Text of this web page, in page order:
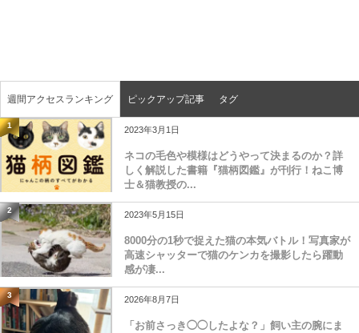
週間アクセスランキング ピックアップ記事 タグ
1 2023年3月1日
ネコの毛色や模様はどうやって決まるのか？詳
しく解説した書籍『猫柄図鑑』が刊行！ねこ博
士＆猫教授の...
2 2023年5月15日
8000分の1秒で捉えた猫の本気バトル！写真家が
高速シャッターで猫のケンカを撮影したら躍動
感が凄...
3 2026年8月7日
「お前さっき◯◯したよな？」飼い主の腕にま